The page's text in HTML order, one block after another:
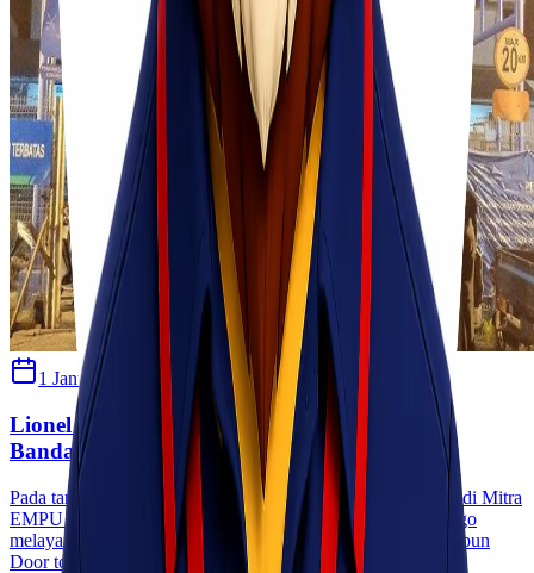
1 Januari 2021 Habibah Auni
Lionel Cargo resmi menjadi Mitra EMPU di
Bandara Sultan Hasanuddin Makassar
Pada tanggal 1 Januari 2021 Lionel Cargo telah resmi menjadi Mitra
EMPU Bandara Sultan Hasaddin Makassar. dan Lionel Cargo
melayani pengiriman barang via udara baik Port to Port maupun
Door to Door keseluruh wilayah Indonesia.